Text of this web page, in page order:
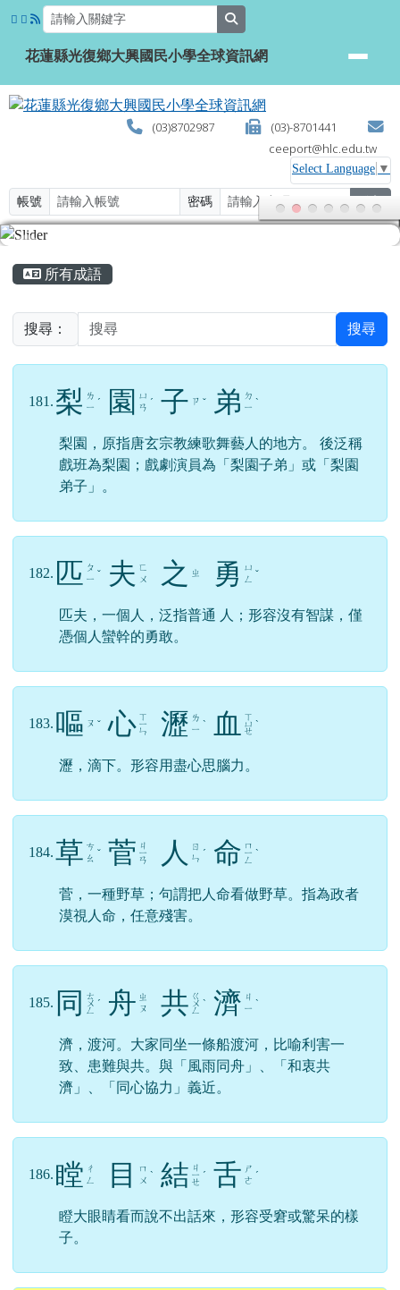
跳至主內容區
花蓮縣光復鄉大興國民小學全球資
花蓮縣光復鄉大興國民小學全球資訊網
(03)8702987
(03)-8701441
ceeport@hlc.edu.tw
Select Language ▼
帳號 密碼 登入
主內容區域
所有成語
搜尋： 搜尋
181. 梨 ㄌ
ㄧ ˊ 園
ㄩ
ㄢ ˊ 子 ㄗ ˇ 弟 ㄉ
ㄧ ˋ
梨園，原指唐玄宗教練歌舞藝人的地方。 後泛稱
戲班為梨園；戲劇演員為「梨園子弟」或「梨園
弟子」。
182. 匹 ㄆ
ㄧ ˇ 夫 ㄈ
ㄨ
之 ㄓ 勇 ㄩ
ㄥ ˇ
匹夫，一個人，泛指普通 人；形容沒有智謀，僅
憑個人蠻幹的勇敢。
183. 嘔 ㄡ ˇ 心 ㄒ
ㄧ
ㄣ 瀝 ㄌ
ㄧ ˋ 血 ㄒ
ㄩ
ㄝ
ˋ
瀝，滴下。形容用盡心思腦力。
184.草 ㄘ
ㄠ ˇ 菅 ㄐ
ㄧ
ㄢ 人
ㄖ
ㄣ ˊ 命 ㄇ
ㄧ
ㄥ
ˋ
菅，一種野草；句謂把人命看做野草。指為政者
漠視人命，任意殘害。
185. 同 ㄊ
ㄨ
ㄥ
ˊ 舟 ㄓ
ㄡ
共 ㄍ
ㄨ
ㄥ
ˋ 濟 ㄐ
ㄧ ˋ
濟，渡河。大家同坐一條船渡河，比喻利害一
致、患難與共。與「風雨同舟」、「和衷共
濟」、「同心協力」義近。
186. 瞠 ㄔ
ㄥ
目
ㄇ
ㄨ ˋ 結 ㄐ
ㄧ
ㄝ
ˊ 舌 ㄕ
ㄜ ˊ
瞪大眼睛看而說不出話來，形容受窘或驚呆的樣
子。
頁尾區域